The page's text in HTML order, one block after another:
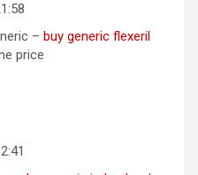
– buy generic flexeril
price